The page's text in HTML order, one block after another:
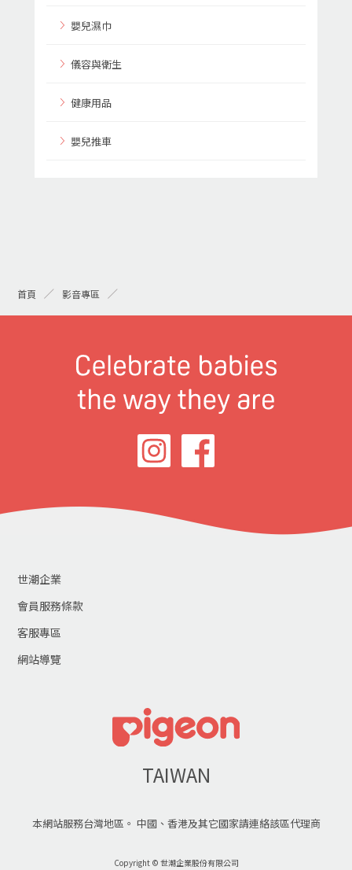
嬰兒濕巾
儀容與衛生
健康用品
嬰兒推車
首頁 影音專區
世潮企業
會員服務條款
客服專區
網站導覽
TAIWAN
本網站服務台灣地區。 中國、香港及其它國家請連絡該區代理商
Copyright © 世潮企業股份有限公司